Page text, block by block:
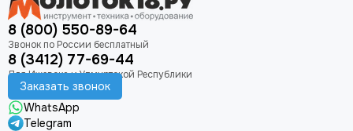
8 (800) 550-89-64
8 (3412) 77-69-44
Заказать звонок
WhatsApp
Telegram